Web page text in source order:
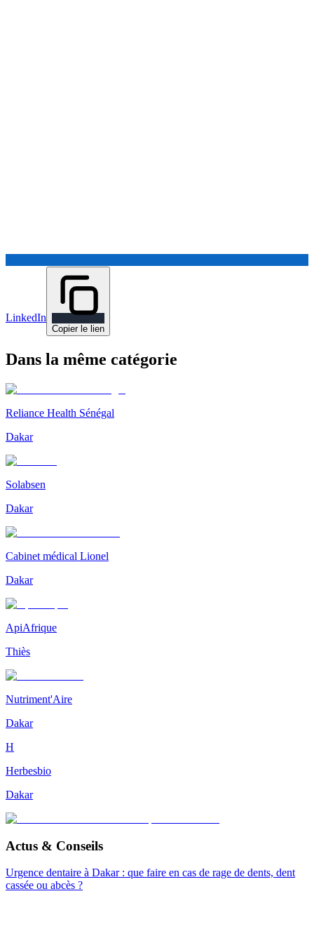
LinkedIn
Copier le lien
Dans la même catégorie
Reliance Health Sénégal
Dakar
Solabsen
Dakar
Cabinet médical Lionel
Dakar
ApiAfrique
Thiès
Nutriment'Aire
Dakar
H
Herbesbio
Dakar
Actus & Conseils
Urgence dentaire à Dakar : que faire en cas de rage de dents, dent
cassée ou abcès ?